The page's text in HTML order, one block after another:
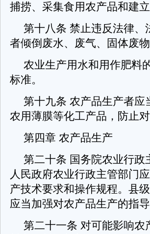
捕捞、采集食用农产品和建
第十八条 禁止违反法律
者倾倒废水、废气、固体废
农业生产用水和用作肥料
标准。
第十九条 农产品生产者
农用薄膜等化工产品，防
第四章 农产品生产
第二十条 国务院农业行
人民政府农业行政主管部门
产技术要求和操作规程。县
应当加强对农产品生产的指导
第二十一条 对可能影响